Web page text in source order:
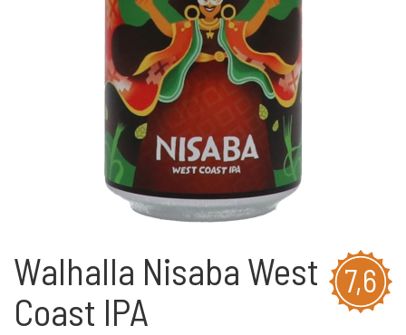
7,6
Walhalla Nisaba West
Coast IPA